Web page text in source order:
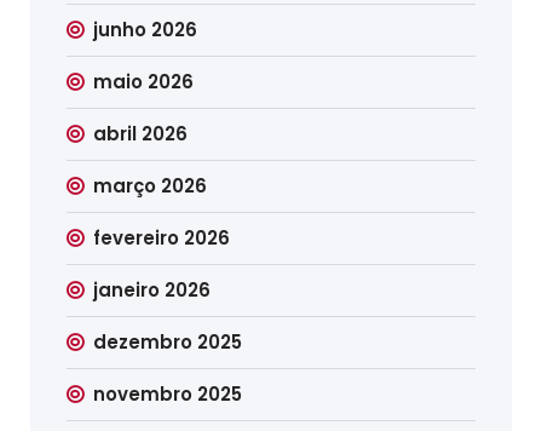
junho 2026
maio 2026
abril 2026
março 2026
fevereiro 2026
janeiro 2026
dezembro 2025
novembro 2025